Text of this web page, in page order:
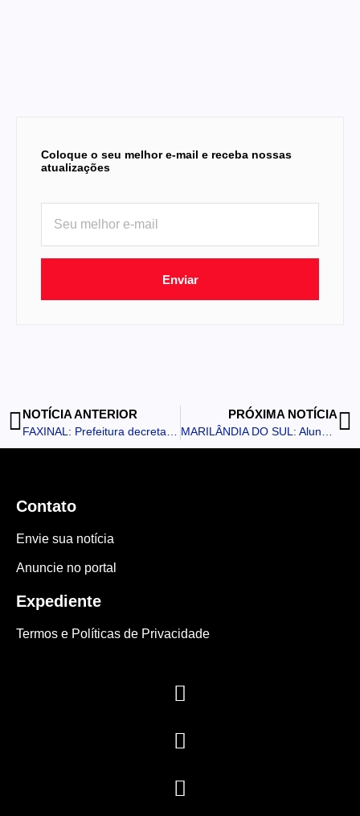
Coloque o seu melhor e-mail e receba nossas
atualizações
Enviar
NOTÍCIA ANTERIOR PRÓXIMA NOTÍCIA
Contato
Envie sua notícia
Anuncie no portal
Expediente
Termos e Políticas de Privacidade